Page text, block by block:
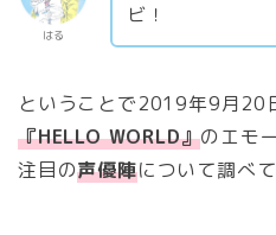
はる
ビ！
ということで2019年9月20
『HELLO WORLD』のエモ
注目の声優陣について調べ